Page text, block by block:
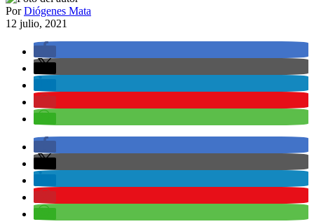
PorDiógenes Mata
12 julio, 2021